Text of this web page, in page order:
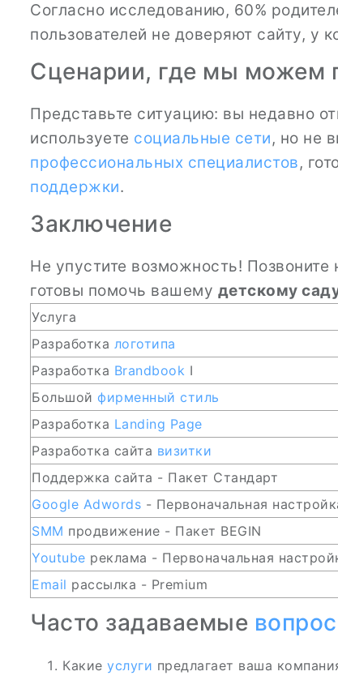
Согласно исследованию, 60%
пользователей не доверяют сайту, у
Сценарии, где мы можем
Представьте ситуацию: вы недавно
используете социальные сети, но не
профессиональных специалистов,
поддержки.
Заключение
Не упустите возможность! Позвоните
готовы помочь вашему детскому
Услуга
Разработка логотипа
Разработка Brandbook I
Большой фирменный стиль
Разработка Landing Page
Разработка сайта визитки
Поддержка сайта - Пакет Стандарт
Google Adwords - Первоначальная
SMM продвижение - Пакет BEGIN
Youtube реклама - Первоначальная
Email рассылка - Premium
Часто задаваемые
Какие услуги предлагает ваша